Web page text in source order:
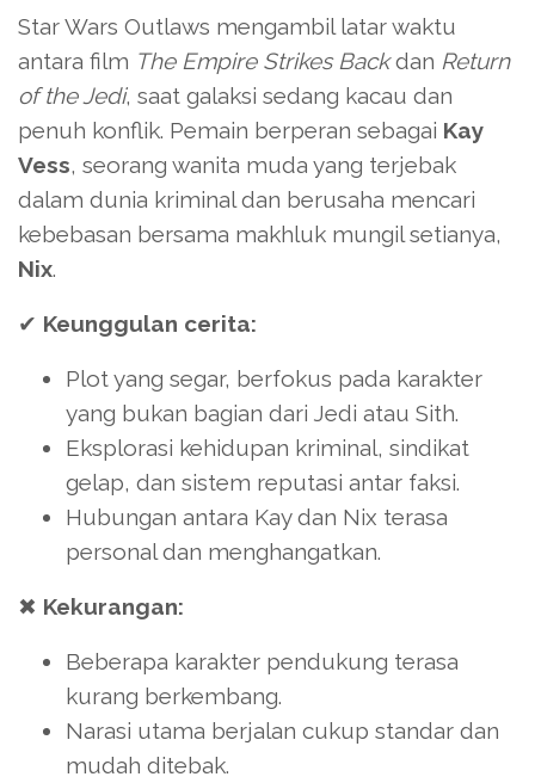
Star Wars Outlaws mengambil latar waktu
antara film The Empire Strikes Backdan Return
of the Jedi, saat galaksi sedang kacau dan
penuh konflik. Pemain berperan sebagai Kay
Vess, seorang wanita muda yang terjebak
dalam dunia kriminal dan berusaha mencari
kebebasan bersama makhluk mungil setianya,
Nix.
✔ Keunggulan cerita:
Plot yang segar, berfokus pada karakter
yang bukan bagian dari Jedi atau Sith.
Eksplorasi kehidupan kriminal, sindikat
gelap, dan sistem reputasi antar faksi.
Hubungan antara Kay dan Nix terasa
personal dan menghangatkan.
✖ Kekurangan:
Beberapa karakter pendukung terasa
kurang berkembang.
Narasi utama berjalan cukup standar dan
mudah ditebak.